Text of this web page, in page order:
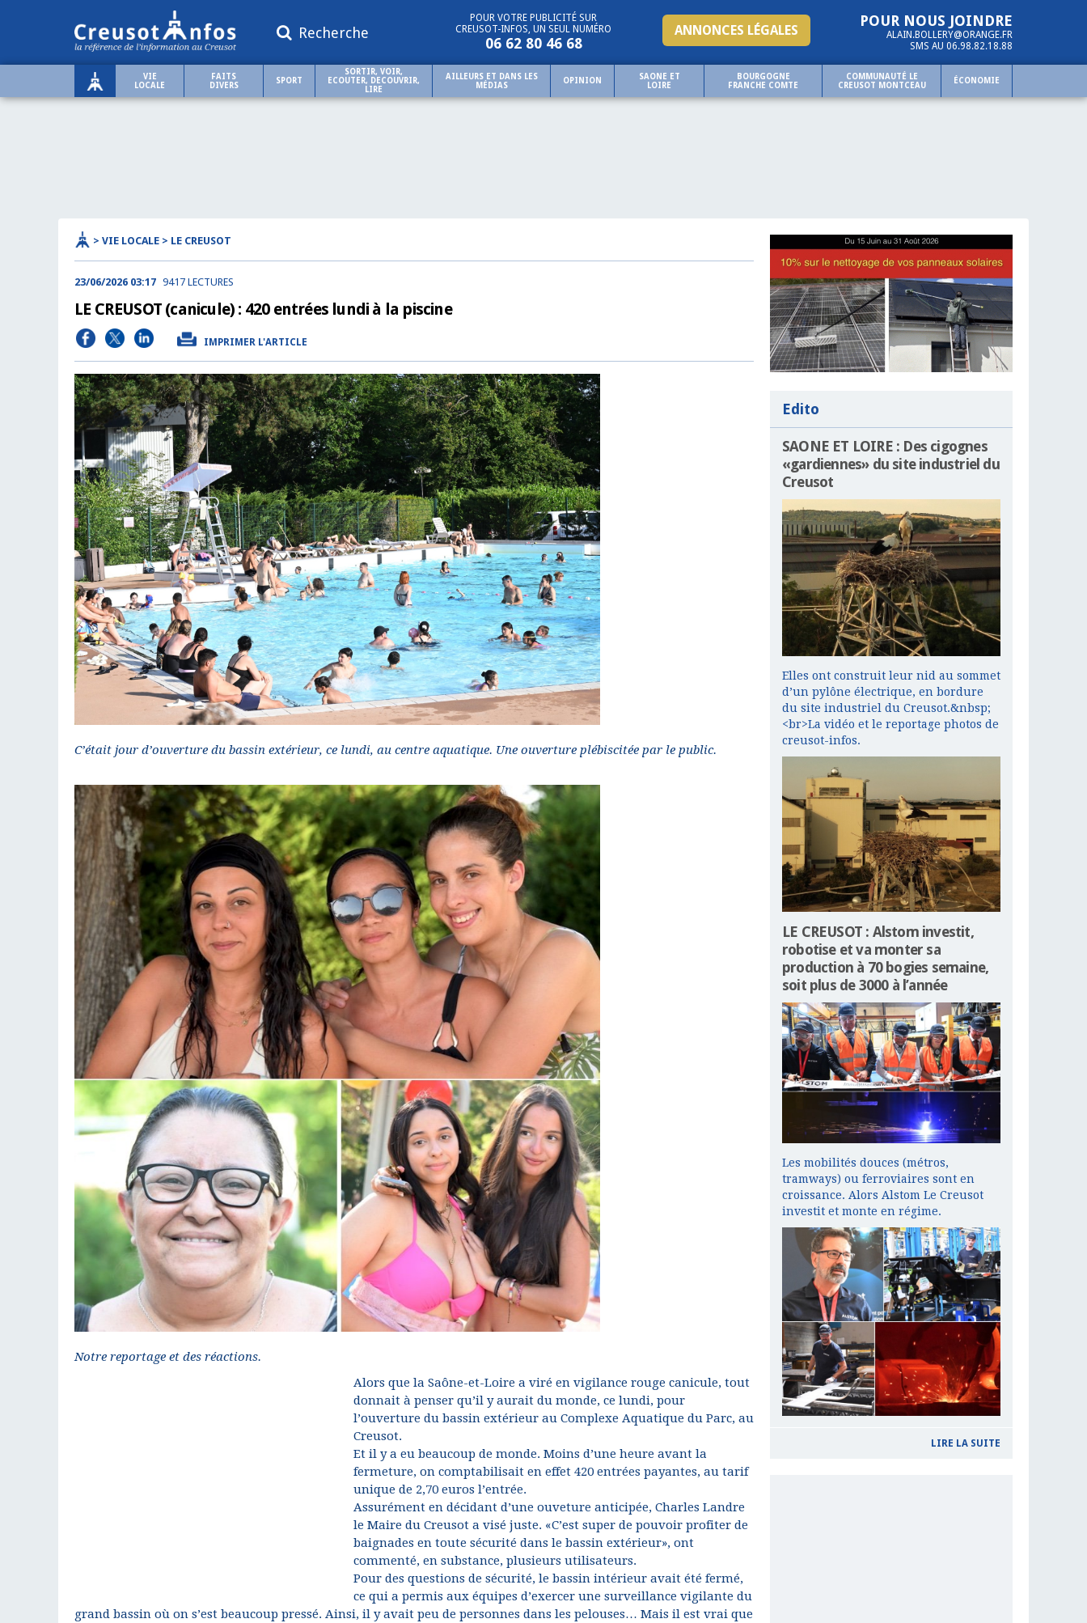
Recherche
POUR NOUS JOINDRE
ALAIN.BOLLERY@ORANGE.FR
SMS AU 06.98.82.18.88
ANNONCES LÉGALES
POUR VOTRE PUBLICITÉ SUR
CREUSOT-INFOS, UN SEUL NUMÉRO
06 62 80 46 68
VIE
LOCALE
FAITS
DIVERS
SPORT
SORTIR, VOIR,
ECOUTER, DECOUVRIR,
LIRE
AILLEURS ET DANS LES
MÉDIAS
OPINION
SAONE ET
LOIRE
BOURGOGNE
FRANCHE COMTE
COMMUNAUTÉ LE
CREUSOT MONTCEAU
ÉCONOMIE
> VIE LOCALE > LE CREUSOT
23/06/2026 03:17 9417 LECTURES
LE CREUSOT (canicule) : 420 entrées lundi à la piscine
IMPRIMER L'ARTICLE
C’était jour d’ouverture du bassin extérieur, ce lundi, au centre aquatique. Une ouverture plébiscitée par le public.
Notre reportage et des réactions.
Alors que la Saône-et-Loire a viré en vigilance rouge canicule, tout
donnait à penser qu’il y aurait du monde, ce lundi, pour
l’ouverture du bassin extérieur au Complexe Aquatique du Parc, au
Creusot.
Et il y a eu beaucoup de monde. Moins d’une heure avant la
fermeture, on comptabilisait en effet 420 entrées payantes, au tarif
unique de 2,70 euros l’entrée.
Assurément en décidant d’une ouveture anticipée, Charles Landre
le Maire du Creusot a visé juste. «C’est super de pouvoir profiter de
baignades en toute sécurité dans le bassin extérieur», ont
commenté, en substance, plusieurs utilisateurs.
Pour des questions de sécurité, le bassin intérieur avait été fermé,
ce qui a permis aux équipes d’exercer une surveillance vigilante du
grand bassin où on s’est beaucoup pressé. Ainsi, il y avait peu de personnes dans les pelouses… Mais il est vrai que
Edito
SAONE ET LOIRE : Des cigognes
«gardiennes» du site industriel du
Creusot
Elles ont construit leur nid au sommet
d’un pylône électrique, en bordure
du site industriel du Creusot.&nbsp;
<br>La vidéo et le reportage photos de
creusot-infos.
LE CREUSOT : Alstom investit,
robotise et va monter sa
production à 70 bogies semaine,
soit plus de 3000 à l’année
Les mobilités douces (métros,
tramways) ou ferroviaires sont en
croissance. Alors Alstom Le Creusot
investit et monte en régime.
LIRE LA SUITE